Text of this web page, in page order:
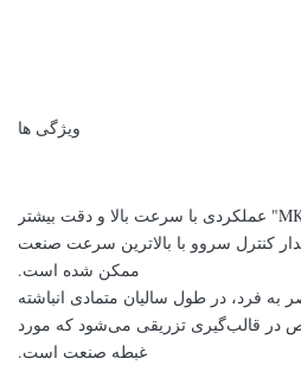
ویژگی ها
سری ماشین‌های MK "ADvanced" عملکردی با سرعت بالا و دقت بیشتر
کنترل سروو با بالاترین سرعت صنعت
ممکن شده است.
به فرد، در طول سالیان متمادی انباشته
قالب‌گیری تزریقی می‌شود که مورد
غبطه صنعت است.